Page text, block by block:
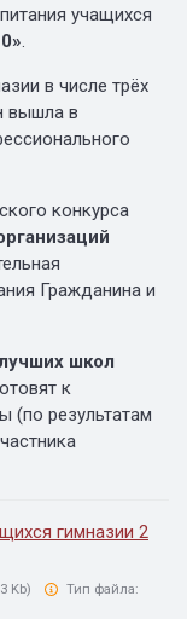
учащихся
.
в числе трёх
вышла в
конкурса
Гражданина и
школ
к
(по результатам
гимназии 2
Kb)
Тип файла: